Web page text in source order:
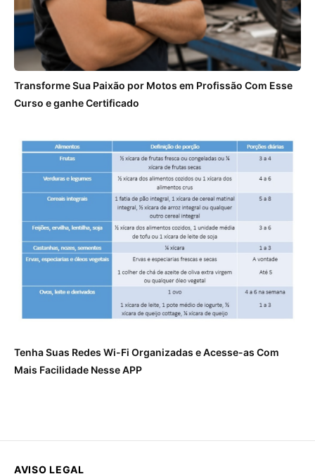
Transforme Sua Paixão por Motos em Profissão Com Esse
Curso e ganhe Certificado
Tenha Suas Redes Wi-Fi Organizadas e Acesse-as Com
Mais Facilidade Nesse APP
AVISO LEGAL